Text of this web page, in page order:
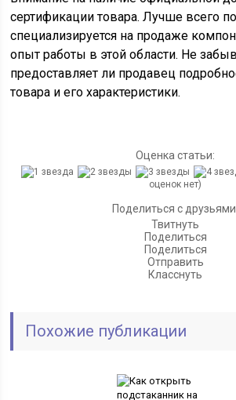
сертификации товара. Лучше всего
специализируется на продаже
опыт работы в этой области. Не
предоставляет ли продавец
товара и его характеристики.
Оценка статьи:
оценок нет)
Поделиться с
Твитнуть
Поделиться
Поделиться
Отправить
Класснуть
Похожие публикации